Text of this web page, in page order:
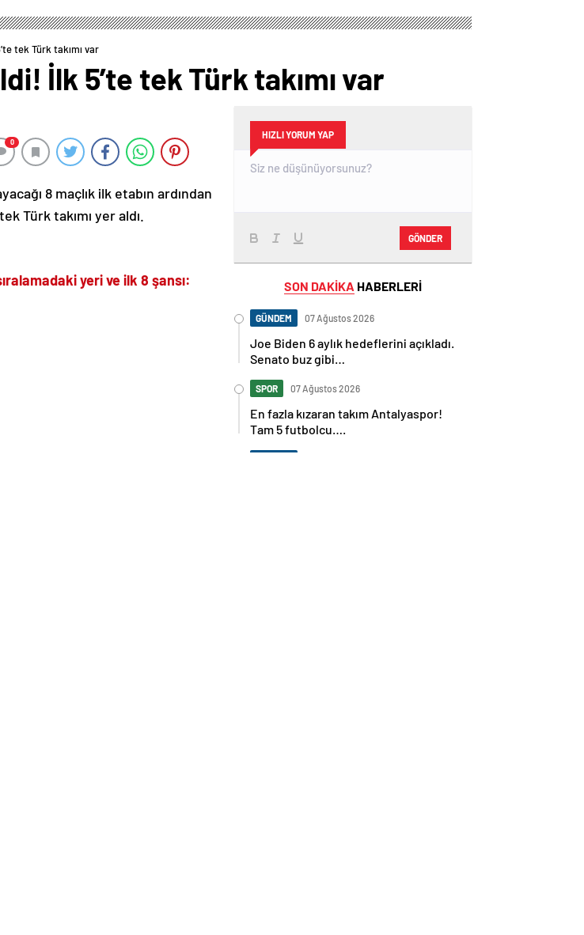
dönüş! Raphinha
başladı!
tek Türk takımı var
İlk 5’te tek Türk takımı var
0
8 maçlık ilk etabın ardından
Türk takımı yer aldı.
yeri ve ilk 8 şansı:
HIZLI YORUM YAP
GÖNDER
SON DAKİKA HABERLERİ
GÜNDEM 07 Ağustos 2026
Joe Biden 6 aylık hedeflerini açıkladı.
Senato buz gibi…
SPOR 07 Ağustos 2026
En fazla kızaran takım Antalyaspor!
Tam 5 futbolcu….